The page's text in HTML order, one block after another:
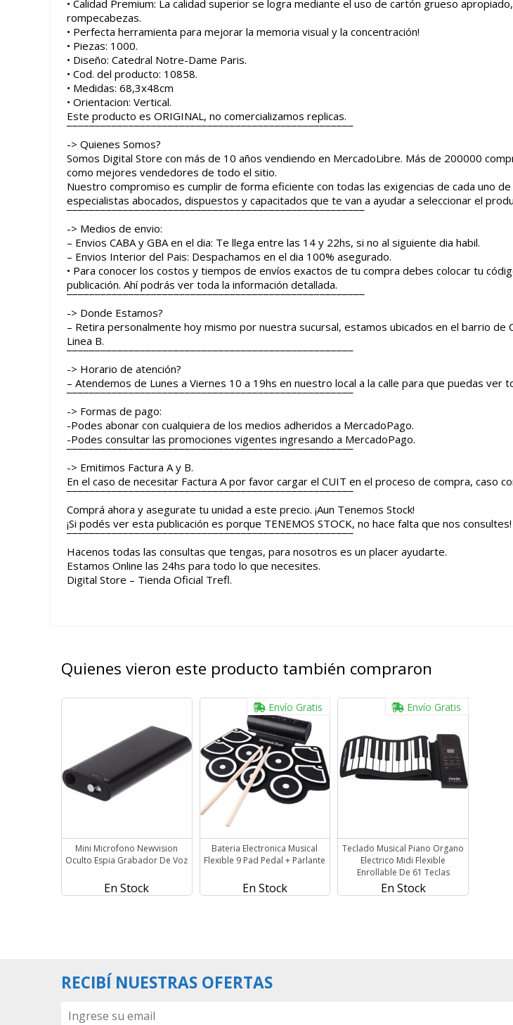
• Calidad Premium: La calidad superior se logra mediante el uso de cartón grueso
rompecabezas.
• Perfecta herramienta para mejorar la memoria visual y la concentración!
• Piezas: 1000.
• Diseño: Catedral Notre-Dame Paris.
• Cod. del producto: 10858.
• Medidas: 68,3x48cm
• Orientacion: Vertical.
Este producto es ORIGINAL, no comercializamos replicas.
¯¯¯¯¯¯¯¯¯¯¯¯¯¯¯¯¯¯¯¯¯¯¯¯¯¯¯¯¯¯¯¯¯¯¯¯¯¯¯¯¯¯¯¯¯¯¯¯¯¯¯
-> Quienes Somos?
Somos Digital Store con más de 10 años vendiendo en MercadoLibre. Más de 200000
como mejores vendedores de todo el sitio.
Nuestro compromiso es cumplir de forma eficiente con todas las exigencias de cada uno
especialistas abocados, dispuestos y capacitados que te van a ayudar a seleccionar el
¯¯¯¯¯¯¯¯¯¯¯¯¯¯¯¯¯¯¯¯¯¯¯¯¯¯¯¯¯¯¯¯¯¯¯¯¯¯¯¯¯¯¯¯¯¯¯¯¯¯¯¯¯
-> Medios de envio:
– Envios CABA y GBA en el dia: Te llega entre las 14 y 22hs, si no al siguiente dia habil.
– Envios Interior del Pais: Despachamos en el dia 100% asegurado.
• Para conocer los costos y tiempos de envíos exactos de tu compra debes colocar tu
publicación. Ahí podrás ver toda la información detallada.
¯¯¯¯¯¯¯¯¯¯¯¯¯¯¯¯¯¯¯¯¯¯¯¯¯¯¯¯¯¯¯¯¯¯¯¯¯¯¯¯¯¯¯¯¯¯¯¯¯¯¯¯¯
-> Donde Estamos?
– Retira personalmente hoy mismo por nuestra sucursal, estamos ubicados en el barrio de
Linea B.
¯¯¯¯¯¯¯¯¯¯¯¯¯¯¯¯¯¯¯¯¯¯¯¯¯¯¯¯¯¯¯¯¯¯¯¯¯¯¯¯¯¯¯¯¯¯¯¯¯¯¯
-> Horario de atención?
– Atendemos de Lunes a Viernes 10 a 19hs en nuestro local a la calle para que puedas ver
¯¯¯¯¯¯¯¯¯¯¯¯¯¯¯¯¯¯¯¯¯¯¯¯¯¯¯¯¯¯¯¯¯¯¯¯¯¯¯¯¯¯¯¯¯¯¯¯¯¯¯
-> Formas de pago:
-Podes abonar con cualquiera de los medios adheridos a MercadoPago.
-Podes consultar las promociones vigentes ingresando a MercadoPago.
¯¯¯¯¯¯¯¯¯¯¯¯¯¯¯¯¯¯¯¯¯¯¯¯¯¯¯¯¯¯¯¯¯¯¯¯¯¯¯¯¯¯¯¯¯¯¯¯¯¯¯
-> Emitimos Factura A y B.
En el caso de necesitar Factura A por favor cargar el CUIT en el proceso de compra, caso
¯¯¯¯¯¯¯¯¯¯¯¯¯¯¯¯¯¯¯¯¯¯¯¯¯¯¯¯¯¯¯¯¯¯¯¯¯¯¯¯¯¯¯¯¯¯¯¯¯¯¯
Comprá ahora y asegurate tu unidad a este precio. ¡Aun Tenemos Stock!
¡Si podés ver esta publicación es porque TENEMOS STOCK, no hace falta que nos consultes!
¯¯¯¯¯¯¯¯¯¯¯¯¯¯¯¯¯¯¯¯¯¯¯¯¯¯¯¯¯¯¯¯¯¯¯¯¯¯¯¯¯¯¯¯¯¯¯¯¯¯¯
Hacenos todas las consultas que tengas, para nosotros es un placer ayudarte.
Estamos Online las 24hs para todo lo que necesites.
Digital Store – Tienda Oficial Trefl.
Quienes vieron este producto también compraron
Mini Microfono Newvision
Oculto Espia Grabador De Voz
En Stock
Bateria Electronica Musical
Flexible 9 Pad Pedal + Parlante
Envío Gratis
En Stock
Teclado Musical Piano Organo
Electrico Midi Flexible
Enrollable De 61 Teclas
Envío Gratis
En Stock
RECIBÍ NUESTRAS OFERTAS